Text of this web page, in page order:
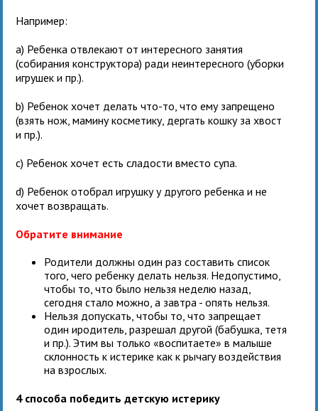
Например:
a) Ребенка отвлекают от интересного занятия
(собирания конструктора) ради неинтересного (уборки
игрушек и пр.).
b) Ребенок хочет делать что-то, что ему запрещено
(взять нож, мамину косметику, дергать кошку за хвост
и пр.).
c) Ребенок хочет есть сладости вместо супа.
d) Ребенок отобрал игрушку у другого ребенка и не
хочет возвращать.
Обратите внимание
Родители должны один раз составить список
того, чего ребенку делать нельзя. Недопустимо,
чтобы то, что было нельзя неделю назад,
сегодня стало можно, а завтра - опять нельзя.
Нельзя допускать, чтобы то, что запрещает
один иродитель, разрешал другой (бабушка, тетя
и пр.). Этим вы только «воспитаете» в малыше
склонность к истерике как к рычагу воздействия
на взрослых.
4 способа победить детскую истерику